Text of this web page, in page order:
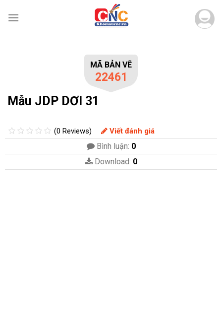
MÃ BẢN VẼ
22461
Mẫu JDP DƠI 31
(0 Reviews) Viết đánh giá
Bình luận: 0
Download: 0